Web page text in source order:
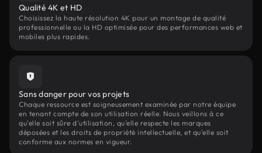
Qualité 4K et HD
Choisissez la haute résolution 4K pour un montage de qualité
professionnelle ou la HD optimisée pour des performances web et
mobiles plus rapides.
Sans danger pour vos projets
Chaque ressource est soigneusement examinée par notre équipe
en tenant compte de son utilisation réelle. Nous veillons à ce
qu'elle soit sûre d'utilisation, qu'elle respecte les marques
déposées et les droits de propriété intellectuelle, et qu'elle soit
conforme aux normes en vigueur.